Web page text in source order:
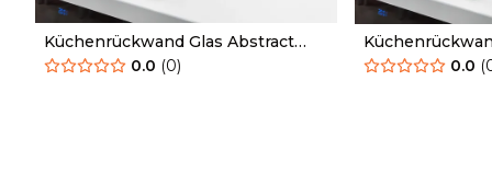
Küchenrückwand Glas Abstract
Golden Art 0.0 (0)
Golden
0.0 (